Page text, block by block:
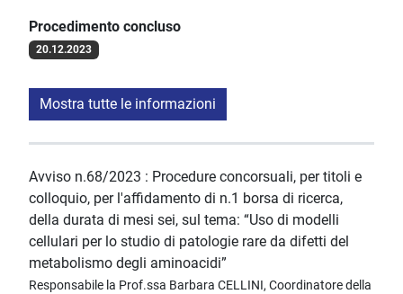
Procedimento concluso
20.12.2023
Mostra tutte le informazioni
Avviso n.68/2023 : Procedure concorsuali, per titoli e
colloquio, per l'affidamento di n.1 borsa di ricerca,
della durata di mesi sei, sul tema: “Uso di modelli
cellulari per lo studio di patologie rare da difetti del
metabolismo degli aminoacidi”
Responsabile la Prof.ssa Barbara CELLINI, Coordinatore della